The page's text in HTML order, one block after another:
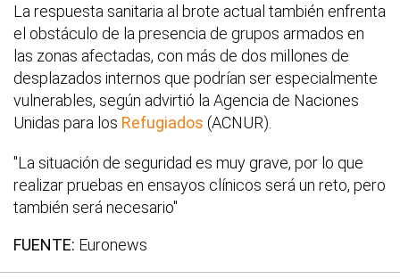
La respuesta sanitaria al brote actual también enfrenta
el obstáculo de la presencia de grupos armados en
las zonas afectadas, con más de dos millones de
desplazados internos que podrían ser especialmente
vulnerables, según advirtió la Agencia de Naciones
Unidas para los Refugiados (ACNUR).
"La situación de seguridad es muy grave, por lo que
realizar pruebas en ensayos clínicos será un reto, pero
también será necesario"
FUENTE: Euronews